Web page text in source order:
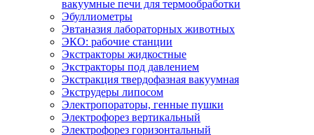
вакуумные печи для термообработки
Эбуллиометры
Эвтаназия лабораторных животных
ЭКО: рабочие станции
Экстракторы жидкостные
Экстракторы под давлением
Экстракция твердофазная вакуумная
Экструдеры липосом
Электропораторы, генные пушки
Электрофорез вертикальный
Электрофорез горизонтальный